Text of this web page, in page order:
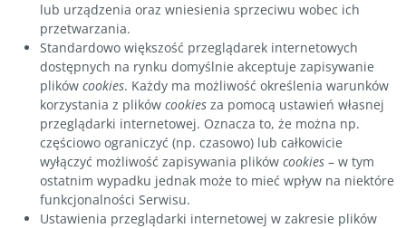
lub urządzenia oraz wniesienia sprzeciwu wobec ich
przetwarzania.
Standardowo większość przeglądarek internetowych
dostępnych na rynku domyślnie akceptuje zapisywanie
plików cookies. Każdy ma możliwość określenia warunków
korzystania z plików cookies za pomocą ustawień własnej
przeglądarki internetowej. Oznacza to, że można np.
częściowo ograniczyć (np. czasowo) lub całkowicie
wyłączyć możliwość zapisywania plików cookies – w tym
ostatnim wypadku jednak może to mieć wpływ na niektóre
funkcjonalności Serwisu.
Ustawienia przeglądarki internetowej w zakresie plików